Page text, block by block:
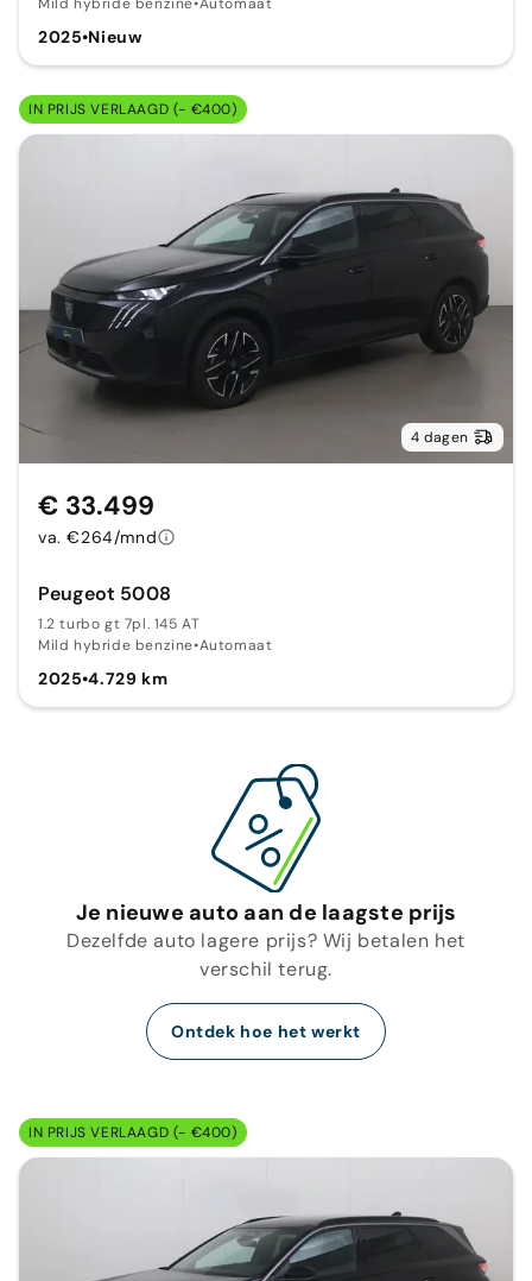
2025•Nieuw
IN PRIJS VERLAAGD (- €400)
4 dagen
Peugeot 5008
1.2 turbo gt 7pl. 145 AT
Mild hybride benzine•Automaat
2025•4.729 km
€ 33.499
va. €264/mnd
Je nieuwe auto aan de laagste prijs
Dezelfde auto lagere prijs? Wij betalen het
verschil terug.
Ontdek hoe het werkt
IN PRIJS VERLAAGD (- €400)